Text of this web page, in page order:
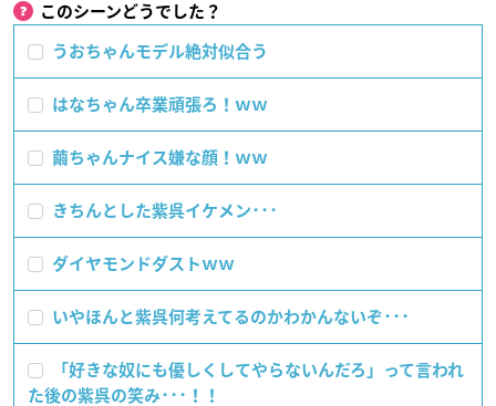
このシーンどうでした？
うおちゃんモデル絶対似合う
はなちゃん卒業頑張ろ！ｗｗ
繭ちゃんナイス嫌な顔！ｗｗ
きちんとした紫呉イケメン･･･
ダイヤモンドダストｗｗ
いやほんと紫呉何考えてるのかわかんないぞ･･･
「好きな奴にも優しくしてやらないんだろ」って言われ
た後の紫呉の笑み･･･！！